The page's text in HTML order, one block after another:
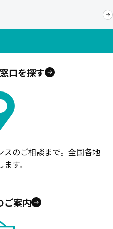
口を探す
のご相談まで。全国各地
す。
ご案内